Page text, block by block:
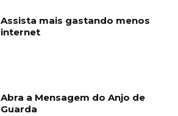
Assista mais gastando menos
internet
Abra a Mensagem do Anjo de
Guarda